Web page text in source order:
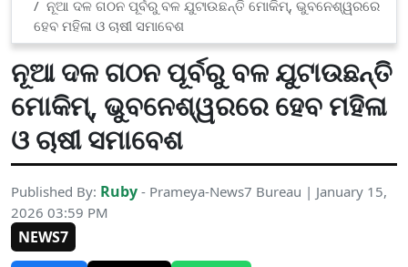
ନୂଆ ଦଳ ଗଠନ ପୂର୍ବରୁ ବଳ ଯୁଟାଉଛନ୍ତି ମୋକିମ୍, ଭୁବନେଶ୍ୱରରେ
ହେବ ମହିଳା ଓ ଚାଷୀ ସମାବେଶ
ନୂଆ ଦଳ ଗଠନ ପୂର୍ବରୁ ବଳ ଯୁଟାଉଛନ୍ତି
ମୋକିମ୍, ଭୁବନେଶ୍ୱରରେ ହେବ ମହିଳା
ଓ ଚାଷୀ ସମାବେଶ
Published By: Ruby - Prameya-News7 Bureau | January 15,
2026 03:59 PM
NEWS7